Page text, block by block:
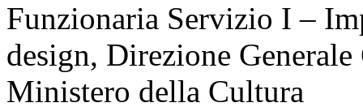
Funzionaria Servizio I –
design, Direzione
Ministero della Cultura